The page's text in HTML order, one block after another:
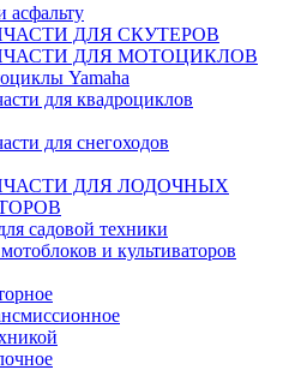
асфальту
ДЛЯ СКУТЕРОВ
ДЛЯ МОТОЦИКЛОВ
Yamaha
для квадроциклов
для снегоходов
ДЛЯ ЛОДОЧНЫХ
садовой техники
и культиваторов